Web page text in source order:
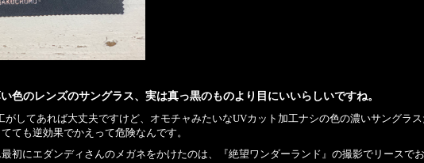
のレンズのサングラス、実は真っ黒のものより目にいいらしいですね。
がしてあれば大丈夫ですけど、オモチャみたいなUVカット加工ナシの色の濃いサングラ
ても逆効果でかえって危険なんです。
最初にエダンディさんのメガネをかけたのは、『絶望ワンダーランド』の撮影でリースで